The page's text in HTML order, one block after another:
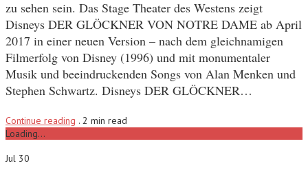
zu sehen sein. Das Stage Theater des Westens zeigt
Disneys DER GLÖCKNER VON NOTRE DAME ab April
2017 in einer neuen Version – nach dem gleichnamigen
Filmerfolg von Disney (1996) und mit monumentaler
Musik und beeindruckenden Songs von Alan Menken und
Stephen Schwartz. Disneys DER GLÖCKNER…
Continue reading . 2 min read
Loading...
Jul 30